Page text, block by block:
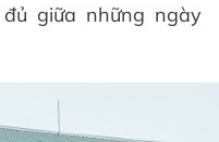
giữa những ngày